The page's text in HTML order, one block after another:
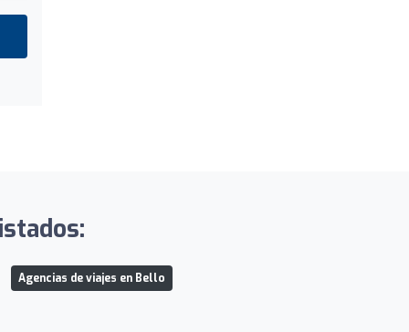
Agencias de viajes en Bello